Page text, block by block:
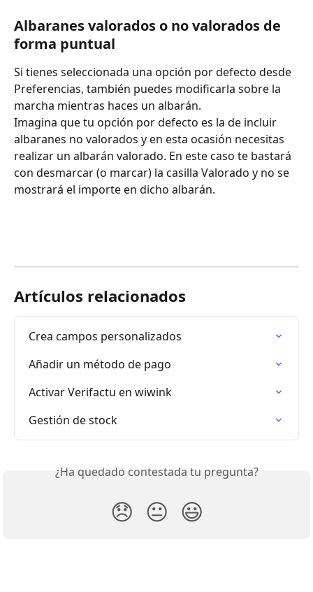
Albaranes valorados o no valorados de
forma puntual
Si tienes seleccionada una opción por defecto desde
Preferencias, también puedes modificarla sobre la
marcha mientras haces un albarán.
Imagina que tu opción por defecto es la de incluir
albaranes no valorados y en esta ocasión necesitas
realizar un albarán valorado. En este caso te bastará
con desmarcar (o marcar) la casilla Valorado y no se
mostrará el importe en dicho albarán.
Artículos relacionados
Crea campos personalizados
Añadir un método de pago
Activar Verifactu en wiwink
Gestión de stock
¿Ha quedado contestada tu pregunta?
😞 😐 😃